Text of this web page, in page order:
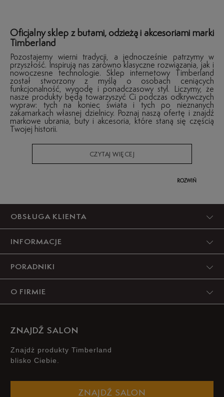
ROZWIŃ
Oficjalny sklep z butami, odzieżą i akcesoriami marki
Timberland
Pozostajemy wierni tradycji, a jednocześnie patrzymy w
przyszłość. Inspirują nas zarówno klasyczne rozwiązania, jak i
nowoczesne technologie. Sklep internetowy Timberland
został stworzony z myślą o osobach ceniących
funkcjonalność, wygodę i ponadczasowy styl. Liczymy, że
nasze produkty będą towarzyszyć Ci podczas odkrywczych
wypraw: tych na koniec świata i tych po nieznanych
zakamarkach własnej dzielnicy. Poznaj naszą ofertę i znajdź
markowe ubrania, buty i akcesoria, które staną się częścią
Twojej historii.
CZYTAJ WIĘCEJ
OBSŁUGA KLIENTA
INFORMACJE
PORADNIKI
O FIRMIE
ZNAJDŹ SALON
Znajdż produkty Timberland
blisko Ciebie.
ZNAJDŹ SALON